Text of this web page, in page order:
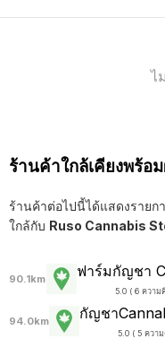
ไ
ร้านค้าใกล้เคียงพร้
ร้านค้าต่อไปนี้ได้แสดงราย
ใกล้กับ Ruso Cannabis
90.1km ฟาร์มกัญชา
5.0 ( 6 ความ
94.0km กัญชา
5.0 ( 5 ควา